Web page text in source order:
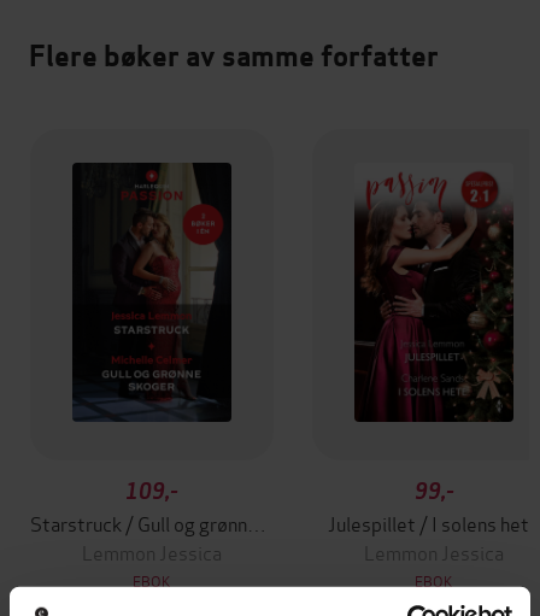
Flere bøker av samme forfatter
109,-
Lemmon Jessica
EBOK
99,-
Julespillet / I solens hete
Lemmon Jessica
EBOK